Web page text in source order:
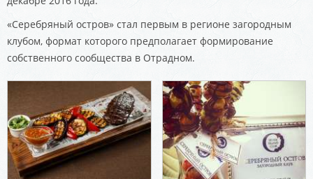
«Серебряный остров» стал первым в регионе загородным
клубом, формат которого предполагает формирование
собственного сообщества в Отрадном.